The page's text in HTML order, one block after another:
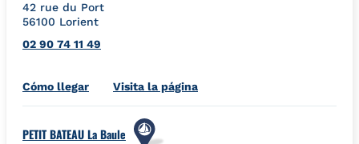
42 rue du Port
56100 Lorient
02 90 74 11 49
Cómo llegarLink Opens in New Tab
Visita la página
PETIT BATEAU La Baule